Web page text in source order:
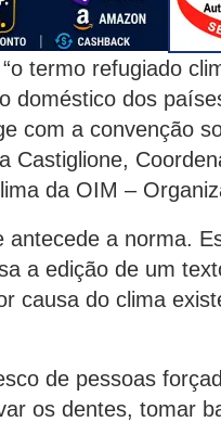
refugiado
doméstico dos
com a convenção
Castiglione,
da OIM –
a norma.
a edição de um
causa do clima
pessoas
os dentes, tomar